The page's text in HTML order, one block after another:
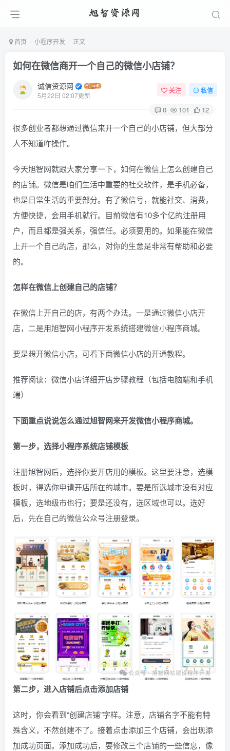
首页 小程序开发 正文
如何在微信商开一个自己的微信小店铺？
诚信资源网
5月22日 02:07更新
关注 私信
0 101 12
很多创业者都想通过微信来开一个自己的小店铺，但大部分
人不知道咋操作。
今天旭智网就跟大家分享一下，如何在微信上怎么创建自己
的店铺。微信是咱们生活中重要的社交软件，是手机必备，
也是日常生活的重要部分。有了微信号，就能社交、消费，
方便快捷，会用手机就行。目前微信有10多个亿的注册用
户，而且都是强关系，强信任。必须要用的。如果能在微信
上开一个自己的店，那么，对你的生意是非常有帮助和必要
的。
怎样在微信上创建自己的店铺？
在微信上开自己的店，有两个办法。一是通过微信小店开
店，二是用旭智网小程序开发系统搭建微信小程序商城。
要是想开微信小店，可看下面微信小店的开通教程。
推荐阅读： 微信小店详细开店步骤教程（包括电脑端和手机
端）
下面重点说说怎么通过旭智网来开发微信小程序商城。
第一步，选择小程序系统店铺模板
注册旭智网后，选择你要开店用的模板。这里要注意，选模
板时，得选你申请开店所在的城市。要是所选城市没有对应
模板，选地级市也行；要是还没有，选区域也可以。选好
后，先在自己的微信公众号注册登录。
第二步，进入店铺后点击添加店铺
这时，你会看到“创建店铺”字样。注意，店铺名字不能有特
殊含义，不然创建不了。接着点击添加三个店铺，会出现添
加成功页面。添加成功后，要修改三个店铺的一些信息，像